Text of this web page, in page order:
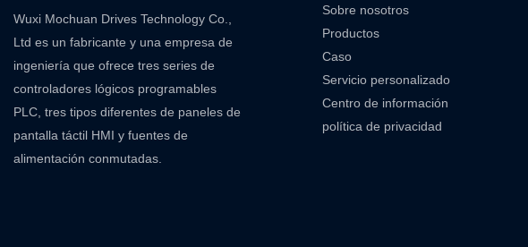
Wuxi Mochuan Drives Technology Co.,
Ltd es un fabricante y una empresa de
ingeniería que ofrece tres series de
controladores lógicos programables
PLC, tres tipos diferentes de paneles de
pantalla táctil HMI y fuentes de
alimentación conmutadas.
Sobre nosotros
Productos
Caso
Servicio personalizado
Centro de información
política de privacidad